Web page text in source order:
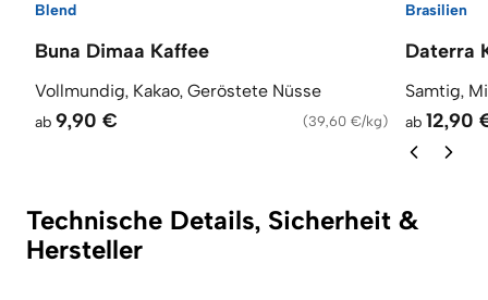
Blend
Buna Dimaa Kaffee
Vollmundig, Kakao, Geröstete Nüsse
ab 9,90 € (39,60 €/kg)
Brasilien
Daterra
Samtig,
ab 12,90
Technische Details, Sicherheit &
Hersteller